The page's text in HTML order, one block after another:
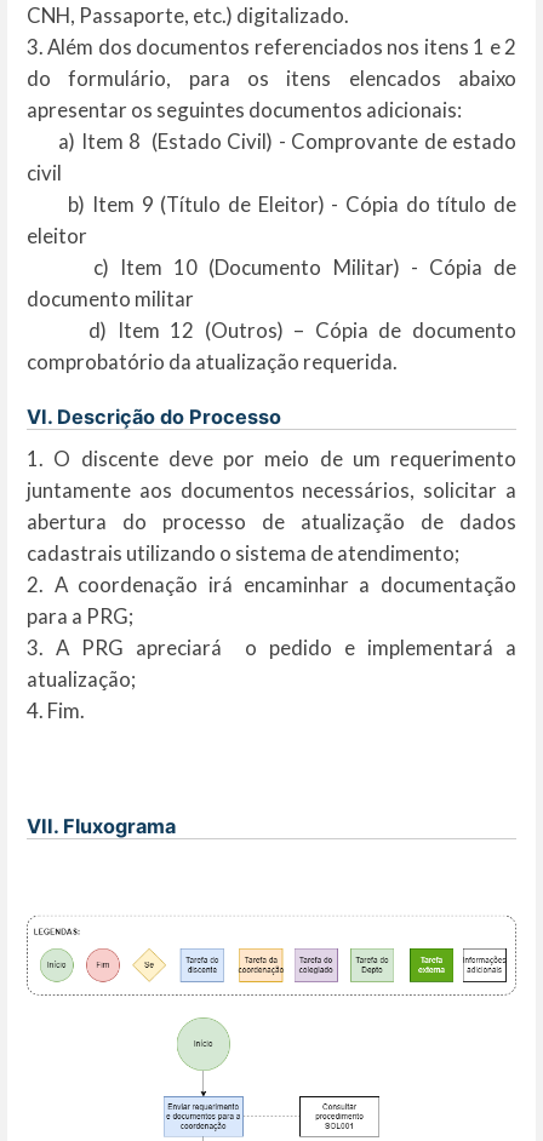
CNH, Passaporte, etc.) digitalizado.
3. Além dos documentos referenciados nos itens 1 e 2
do formulário, para os itens elencados abaixo
apresentar os seguintes documentos adicionais:
a) Item 8 (Estado Civil) - Comprovante de estado
civil
b) Item 9 (Título de Eleitor) - Cópia do título de
eleitor
c) Item 10 (Documento Militar) - Cópia de
documento militar
d) Item 12 (Outros) – Cópia de documento
comprobatório da atualização requerida.
VI. Descrição do Processo
1. O discente deve por meio de um requerimento
juntamente aos documentos necessários, solicitar a
abertura do processo de atualização de dados
cadastrais utilizando o sistema de atendimento;
2. A coordenação irá encaminhar a documentação
para a PRG;
3. A PRG apreciará o pedido e implementará a
atualização;
4. Fim.
VII. Fluxograma